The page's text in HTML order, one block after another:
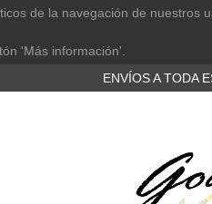
de la navegación de nuestros
'Más información'.
ENVÍOS A TODA